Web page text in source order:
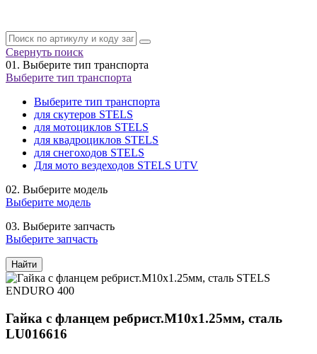
Свернуть поиск
01. Выберите тип транспорта
Выберите тип транспорта
Выберите тип транспорта
для скутеров STELS
для мотоциклов STELS
для квадроциклов STELS
для снегоходов STELS
Для мото вездеходов STELS UTV
02. Выберите модель
Выберите модель
03. Выберите запчасть
Выберите запчасть
Найти
Гайка с фланцем ребрист.M10х1.25мм, сталь
LU016616